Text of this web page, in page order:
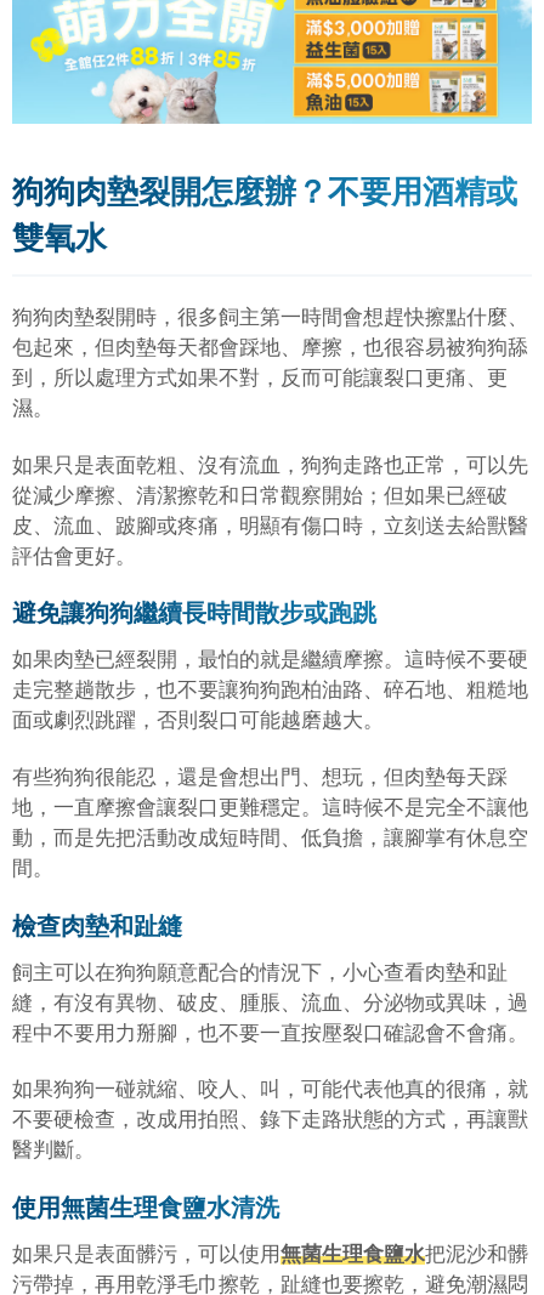
狗狗肉墊裂開怎麼辦？不要用酒精或
雙氧水
狗狗肉墊裂開時，很多飼主第一時間會想趕快擦點什麼、
包起來，但肉墊每天都會踩地、摩擦，也很容易被狗狗舔
到，所以處理方式如果不對，反而可能讓裂口更痛、更
濕。
如果只是表面乾粗、沒有流血，狗狗走路也正常，可以先
從減少摩擦、清潔擦乾和日常觀察開始；但如果已經破
皮、流血、跛腳或疼痛，明顯有傷口時，立刻送去給獸醫
評估會更好。
避免讓狗狗繼續長時間散步或跑跳
如果肉墊已經裂開，最怕的就是繼續摩擦。這時候不要硬
走完整趟散步，也不要讓狗狗跑柏油路、碎石地、粗糙地
面或劇烈跳躍，否則裂口可能越磨越大。
有些狗狗很能忍，還是會想出門、想玩，但肉墊每天踩
地，一直摩擦會讓裂口更難穩定。這時候不是完全不讓他
動，而是先把活動改成短時間、低負擔，讓腳掌有休息空
間。
檢查肉墊和趾縫
飼主可以在狗狗願意配合的情況下，小心查看肉墊和趾
縫，有沒有異物、破皮、腫脹、流血、分泌物或異味，過
程中不要用力掰腳，也不要一直按壓裂口確認會不會痛。
如果狗狗一碰就縮、咬人、叫，可能代表他真的很痛，就
不要硬檢查，改成用拍照、錄下走路狀態的方式，再讓獸
醫判斷。
使用無菌生理食鹽水清洗
如果只是表面髒污，可以使用無菌生理食鹽水把泥沙和髒
污帶掉，再用乾淨毛巾擦乾，趾縫也要擦乾，避免潮濕悶